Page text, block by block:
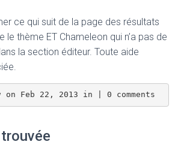
ce qui suit de la page des résultats
le thème ET Chameleon qui n’a pas de
la section éditeur. Toute aide